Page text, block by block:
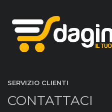
SERVIZIO CLIENTI
CONTATTACI